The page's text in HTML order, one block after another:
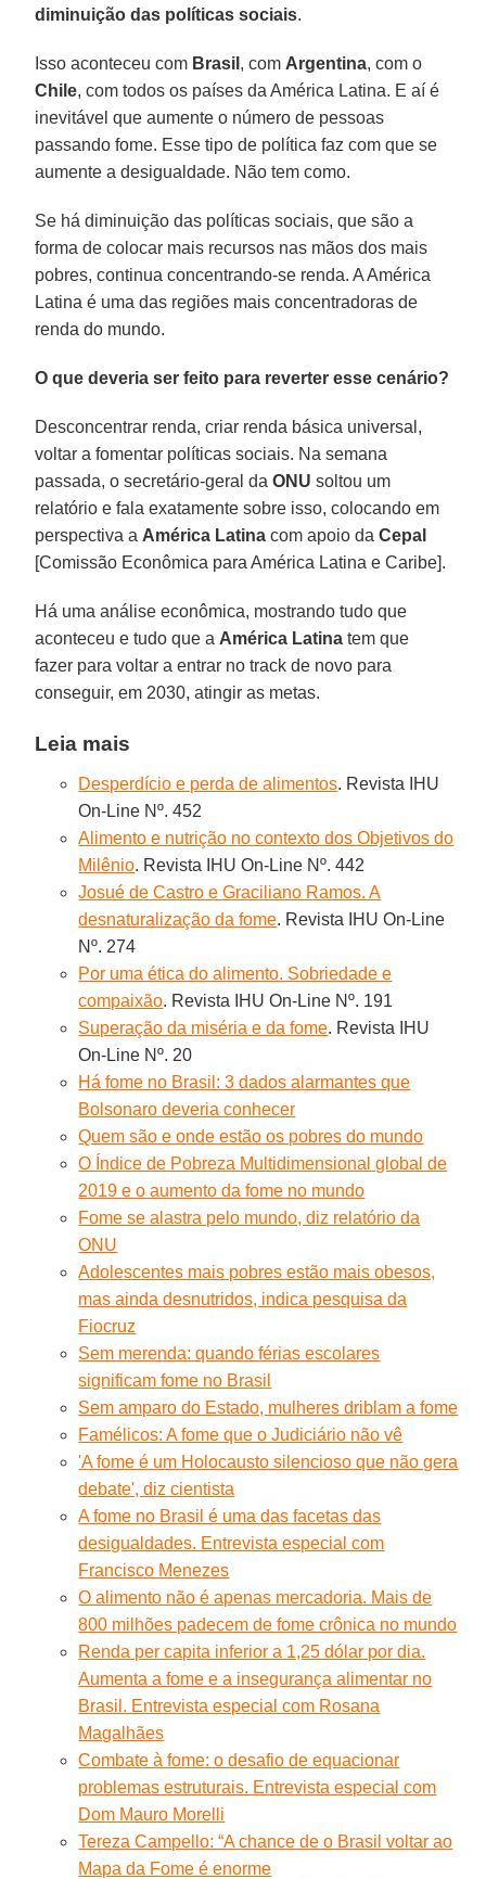
diminuição das políticas sociais.
Isso aconteceu com Brasil , com Argentina, com o
Chile, com todos os países da América Latina. E aí é
inevitável que aumente o número de pessoas
passando fome. Esse tipo de política faz com que se
aumente a desigualdade. Não tem como.
Se há diminuição das políticas sociais, que são a
forma de colocar mais recursos nas mãos dos mais
pobres, continua concentrando-se renda. A América
Latina é uma das regiões mais concentradoras de
renda do mundo.
O que deveria ser feito para reverter esse cenário?
Desconcentrar renda, criar renda básica universal,
voltar a fomentar políticas sociais. Na semana
passada, o secretário-geral daONU soltou um
relatório e fala exatamente sobre isso, colocando em
perspectiva a América Latina com apoio daCepal
[Comissão Econômica para América Latina e Caribe].
Há uma análise econômica, mostrando tudo que
aconteceu e tudo que a América Latina tem que
fazer para voltar a entrar no track de novo para
conseguir, em 2030, atingir as metas.
Leia mais
Desperdício e perda de alimentos. Revista IHU
On-Line Nº. 452
Alimento e nutrição no contexto dos Objetivos do
Milênio. Revista IHU On-Line Nº. 442
Josué de Castro e Graciliano Ramos. A
desnaturalização da fome. Revista IHU On-Line
Nº. 274
Por uma ética do alimento. Sobriedade e
compaixão. Revista IHU On-Line Nº. 191
Superação da miséria e da fome. Revista IHU
On-Line Nº. 20
Há fome no Brasil: 3 dados alarmantes que
Bolsonaro deveria conhecer
Quem são e onde estão os pobres do mundo
O Índice de Pobreza Multidimensional global de
2019 e o aumento da fome no mundo
Fome se alastra pelo mundo, diz relatório da
ONU
Adolescentes mais pobres estão mais obesos,
mas ainda desnutridos, indica pesquisa da
Fiocruz
Sem merenda: quando férias escolares
significam fome no Brasil
Sem amparo do Estado, mulheres driblam a fome
Famélicos: A fome que o Judiciário não vê
'A fome é um Holocausto silencioso que não gera
debate', diz cientista
A fome no Brasil é uma das facetas das
desigualdades. Entrevista especial com
Francisco Menezes
O alimento não é apenas mercadoria. Mais de
800 milhões padecem de fome crônica no mundo
Renda per capita inferior a 1,25 dólar por dia.
Aumenta a fome e a insegurança alimentar no
Brasil. Entrevista especial com Rosana
Magalhães
Combate à fome: o desafio de equacionar
problemas estruturais. Entrevista especial com
Dom Mauro Morelli
Tereza Campello: “A chance de o Brasil voltar ao
Mapa da Fome é enorme